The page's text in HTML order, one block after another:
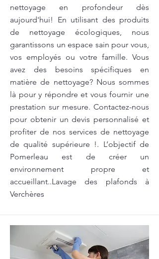
nettoyage en profondeur dès
aujourd'hui! En utilisant des produits
de nettoyage écologiques, nous
garantissons un espace sain pour vous,
vos employés ou votre famille. Vous
avez des besoins spécifiques en
matière de nettoyage? Nous sommes
là pour y répondre et vous fournir une
prestation sur mesure. Contactez-nous
pour obtenir un devis personnalisé et
profiter de nos services de nettoyage
de qualité supérieure !. L’objectif de
Pomerleau est de créer un
environnement propre et
accueillant..Lavage des plafonds à
Verchères